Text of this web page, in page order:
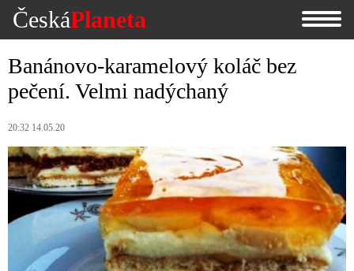
ČeskáPlaneta
Banánovo-karamelový koláč bez
pečení. Velmi nadýchaný
20:32 14.05.20